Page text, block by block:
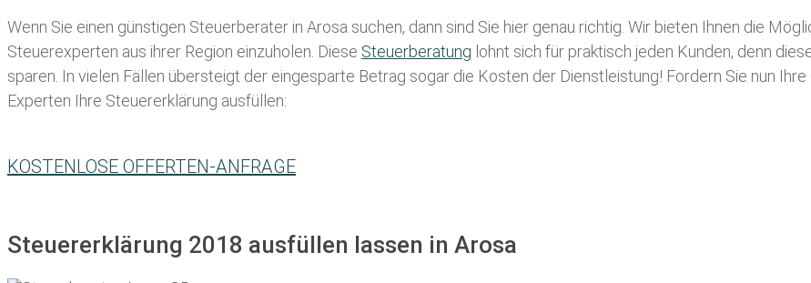
Wenn Sie einen günstigen Steuerberater in Arosa suchen, dann sind Sie hier genau richtig. Wir bieten Ihnen die
Steuerexperten aus ihrer Region einzuholen. Diese Steuerberatung lohnt sich für praktisch jeden Kunden, denn
sparen. In vielen Fällen übersteigt der eingesparte Betrag sogar die Kosten der Dienstleistung! Fordern Sie nun
Experten Ihre Steuererklärung ausfüllen:
KOSTENLOSE OFFERTEN-ANFRAGE
Steuererklärung 2018 ausfüllen lassen in Arosa